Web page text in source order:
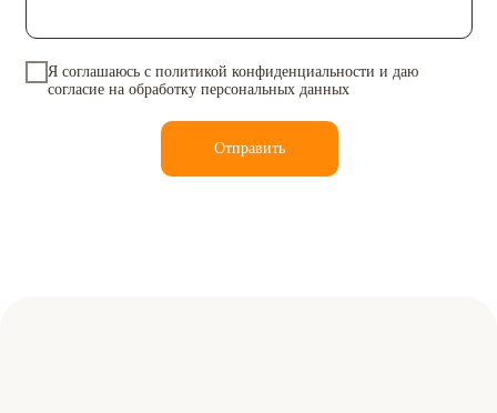
Я соглашаюсь сполитикой конфиденциальности и даю
согласие на обработку персональных данных
Отправить